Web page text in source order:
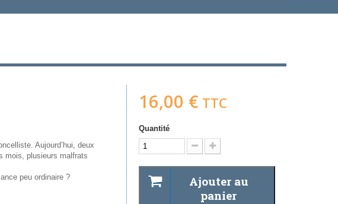
Aujourd’hui, deux
mois, plusieurs malfrats
peu ordinaire ?
16,00 € TTC
Quantité
Ajouter au
panier